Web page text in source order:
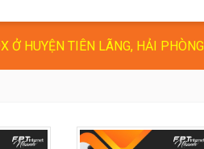
Ở HUYỆN TIÊN LÃNG, HẢI PHÒNG